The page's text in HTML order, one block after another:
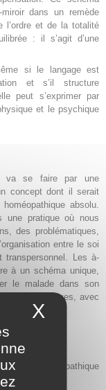
dans un remède
l’ordre et de la totalité
: il s’agit d’une
si le langage est
et s’il structure
peut s’exprimer par
et le psychique
va se faire par une
concept dont il serait
absolu.
une pratique où nous
des problématiques,
entre le soi
Les à-
à un schéma unique,
le malade dans son
de ses épreuves, avec
homéopathique
X